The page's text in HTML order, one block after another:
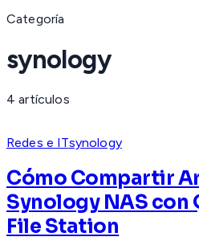
Categoría
synology
4 artículos
Redes e ITsynology
Cómo Compartir
Synology NAS con
File Station